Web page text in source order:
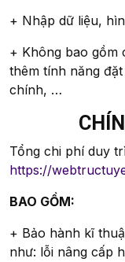
+ Nhập dữ liệu,
+ Không bao gồm
thêm tính năng
chính, …
Tổng chi phí duy
https://
BAO GỒM:
+ Bảo hành kĩ
như: lỗi nâng cấp